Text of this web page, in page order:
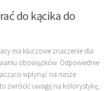
do kącika do
ma kluczowe znaczenie dla
obowiązków. Odpowiednie
wpłynąć na nasze
zwrócić uwagę na kolorystykę,